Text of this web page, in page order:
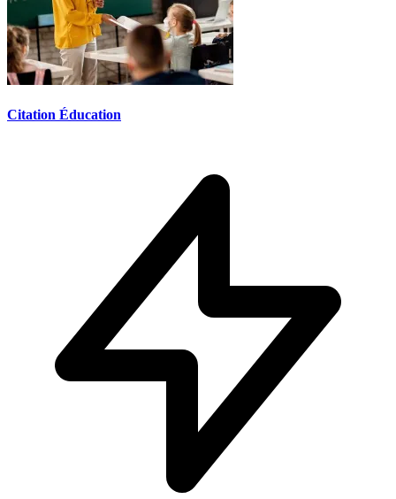
Citation Éducation